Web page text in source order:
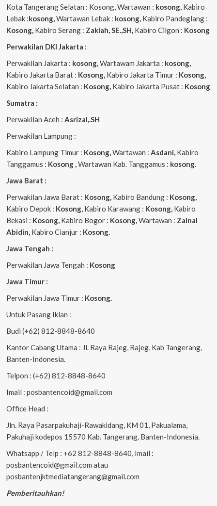
Kota Tangerang Selatan : Kosong, Wartawan : kosong, Kabiro
Lebak :kosong,Wartawan Lebak : kosong, Kabiro Pandeglang :
Kosong, Kabiro Serang : Zakiah, SE.,SH, Kabiro Cilgon : Kosong
Perwakilan DKI Jakarta :
Perwakilan Jakarta : kosong,Wartawam Jakarta : kosong,
Kabiro Jakarta Barat : Kosong, Kabiro Jakarta Timur : Kosong,
Kabiro Jakarta Selatan : Kosong, Kabiro Jakarta Pusat : Kosong
Sumatra :
Perwakilan Aceh : Asrizal,.SH
Perwakilan Lampung :
Kabiro Lampung Timur : Kosong,Wartawan : Asdani, Kabiro
Tanggamus : Kosong ,Wartawan Kab. Tanggamus : kosong.
Jawa Barat :
Perwakilan Jawa Barat : Kosong,Kabiro Bandung : Kosong,
Kabiro Depok : Kosong,Kabiro Karawang : Kosong,Kabiro
Bekasi : Kosong,Kabiro Bogor : Kosong,Wartawan : Zainal
Abidin,Kabiro Cianjur : Kosong.
Jawa Tengah :
Perwakilan Jawa Tengah : Kosong
Jawa Timur :
Perwakilan Jawa Timur : Kosong.
Untuk Pasang Iklan :
Budi (+62) 812-8848-8640
Kantor Cabang Utama : Jl. Raya Rajeg, Rajeg, Kab Tangerang,
Banten-Indonesia.
Telpon : (+62) 812-8848-8640
Imail : posbantencoid@gmail.com
Office Head :
Jln. Raya Pasarpakuhaji-Rawakidang, KM 01, Pakualama,
Pakuhaji kodepos 15570 Kab. Tangerang, Banten-Indonesia.
Whatsapp / Telp : +62 812-8848-8640, Imail :
posbantencoid@gmail.com atau
posbantenjktmediatangerang@gmail.com
Pemberitauhkan!